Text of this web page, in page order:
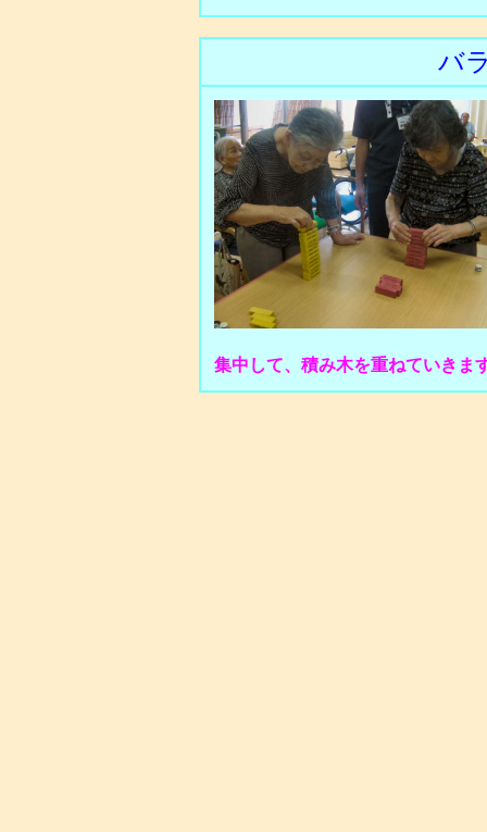
バ
集中して、積み木を重ねていきま